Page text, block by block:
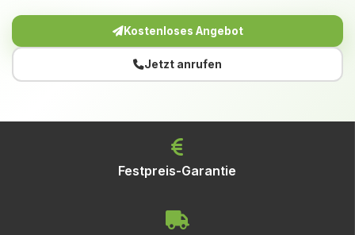
Kostenloses Angebot
Jetzt anrufen
Festpreis-Garantie